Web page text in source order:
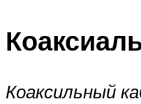
Коаксильный